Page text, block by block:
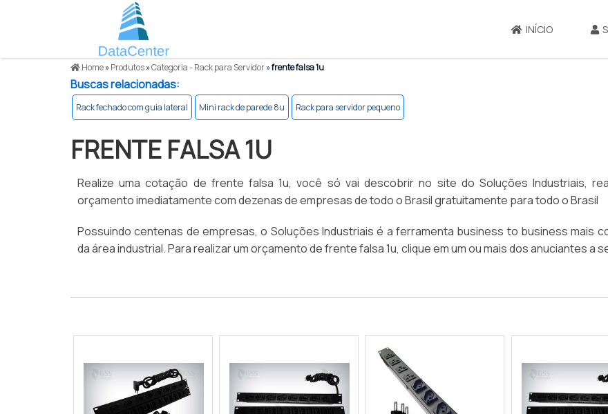
INÍCIO
Home»Produtos»Categoria - Rack para Servidor»frente falsa 1u
Buscas relacionadas:
Rack fechado com guia lateral Mini rack de parede 8u Rack para servidor pequeno
FRENTE FALSA 1U
Realize uma cotação de frente falsa 1u, você só vai descobrir no site do Soluções Industriais,
orçamento imediatamente com dezenas de empresas de todo o Brasil gratuitamente para todo o Brasil
Possuindo centenas de empresas, o Soluções Industriais é a ferramenta business to business mais
da área industrial. Para realizar um orçamento de frente falsa 1u, clique em um ou mais dos anuciantes a